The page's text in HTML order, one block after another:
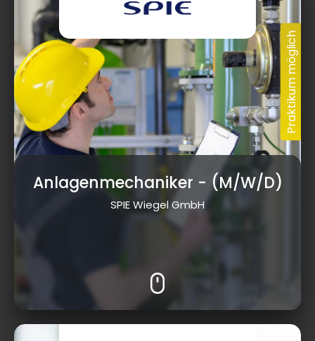
Anlagenmechaniker - (M/W/D)
SPIE Wiegel GmbH